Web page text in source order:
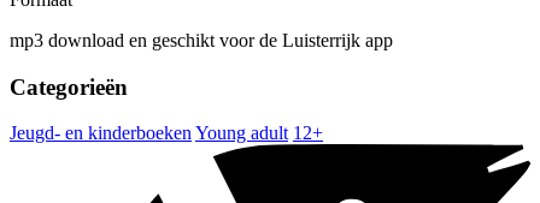
mp3 download en geschikt voor de Luisterrijk app
Categorieën
Jeugd- en kinderboeken Young adult 12+